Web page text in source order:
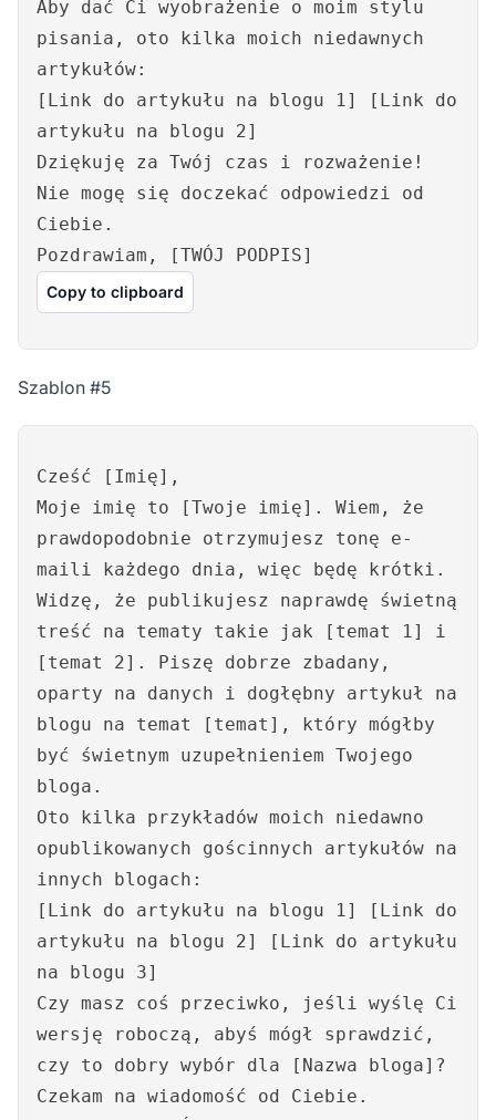
Aby dać Ci wyobrażenie o moim stylu
pisania, oto kilka moich niedawnych
artykułów:
[Link do artykułu na blogu 1] [Link do
artykułu na blogu 2]
Dziękuję za Twój czas i rozważenie!
Nie mogę się doczekać odpowiedzi od
Ciebie.
Pozdrawiam, [TWÓJ PODPIS]
Copy to clipboard
Szablon #5
Cześć [Imię],
Moje imię to [Twoje imię]. Wiem, że
prawdopodobnie otrzymujesz tonę e-
maili każdego dnia, więc będę krótki.
Widzę, że publikujesz naprawdę świetną
treść na tematy takie jak [temat 1] i
[temat 2]. Piszę dobrze zbadany,
oparty na danych i dogłębny artykuł na
blogu na temat [temat], który mógłby
być świetnym uzupełnieniem Twojego
bloga.
Oto kilka przykładów moich niedawno
opublikowanych gościnnych artykułów na
innych blogach:
[Link do artykułu na blogu 1] [Link do
artykułu na blogu 2] [Link do artykułu
na blogu 3]
Czy masz coś przeciwko, jeśli wyślę Ci
wersję roboczą, abyś mógł sprawdzić,
czy to dobry wybór dla [Nazwa bloga]?
Czekam na wiadomość od Ciebie.